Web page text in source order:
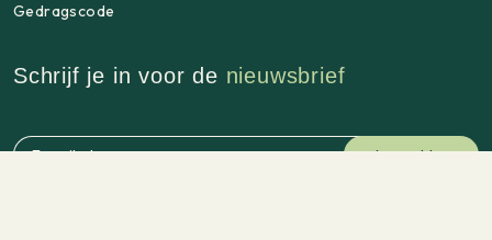
Gedragscode
Schrijf je in voor de nieuwsbrief